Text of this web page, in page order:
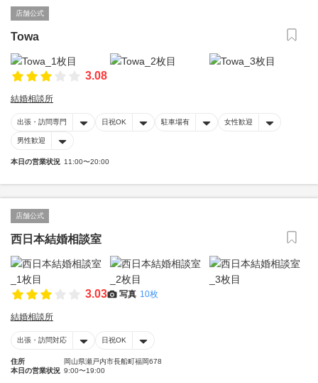
店舗公式
Towa
3.08
結婚相談所
出張・訪問専門 日祝OK 駐車場有 女性歓迎
男性歓迎
本日の営業状況 11:00〜20:00
店舗公式
西日本結婚相談室
3.03 写真 10枚
結婚相談所
出張・訪問対応 日祝OK
住所
岡山県瀬戸内市長船町福岡678
本日の営業状況 9:00〜19:00